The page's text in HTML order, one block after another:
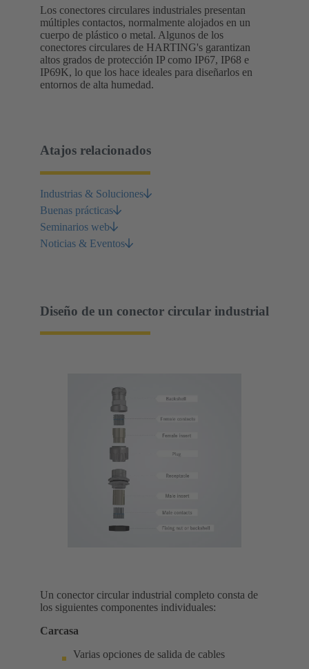
Los conectores circulares industriales presentan
múltiples contactos, normalmente alojados en un
cuerpo de plástico o metal. Algunos de los
conectores circulares de HARTING's garantizan
altos grados de protección IP como IP67, IP68 e
IP69K, lo que los hace ideales para diseñarlos en
entornos de alta humedad.
Atajos relacionados
Industrias & Soluciones
Buenas prácticas
Seminarios web
Noticias & Eventos
Diseño de un conector circular industrial
Un conector circular industrial completo consta de
los siguientes componentes individuales:
Carcasa
Varias opciones de salida de cables